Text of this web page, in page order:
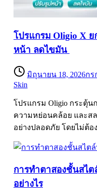
โปรแกรม Oligio X
หน้า ลดไขมัน
มิถุนายน 18, 2026กร
Skin
โปรแกรม Oligio กระตุ้น
ความหย่อนคล้อย และส
อย่างปลอดภัย โดยไม่ต้
การทำตาสองชั้นสไ
อย่างไร